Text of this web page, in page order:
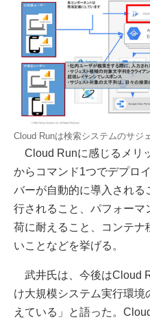
Cloud Runは検索システムのサジ
Cloud Runに感じるメリ
からコマンド1つでデプロ
バーが自動的に導入され
行されること、パフォーマ
荷に耐えること、コンテ
いことなどを挙げる。
武井氏は、今後はCloud
け大規模システム実行環
えている」と語った。